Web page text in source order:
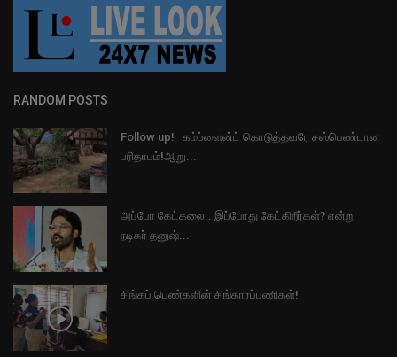
RANDOM POSTS
Follow up! கம்ப்ளைன்ட் கொடுத்தவரே சஸ்பெண்டான
பரிதாபம்!ஆறு...
அப்போ கேட்கலை.. இப்போது கேட்கிறீர்கள்? என்று
நடிகர் தனுஷ்...
சிங்கப் பெண்களின் சிங்காரப்பணிகள்!